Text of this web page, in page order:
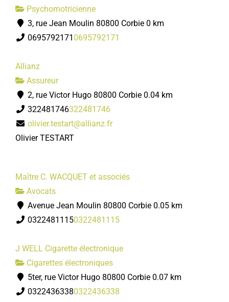
Psychomotricienne
3, rue Jean Moulin 80800 Corbie 0 km
0695792171 0695792171
Allianz
Assureur
2, rue Victor Hugo 80800 Corbie 0.04 km
322481746322481746
olivier.testart@allianz.fr
Olivier TESTART
Maître C. WACQUET et associés
Avocats
Avenue Jean Moulin 80800 Corbie 0.05 km
03224811150322481115
J WELL Cigarette électronique
Cigarettes électroniques
5ter, rue Victor Hugo 80800 Corbie 0.07 km
03224363380322436338